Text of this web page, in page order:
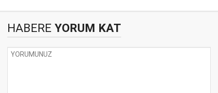
HABERE YORUM KAT